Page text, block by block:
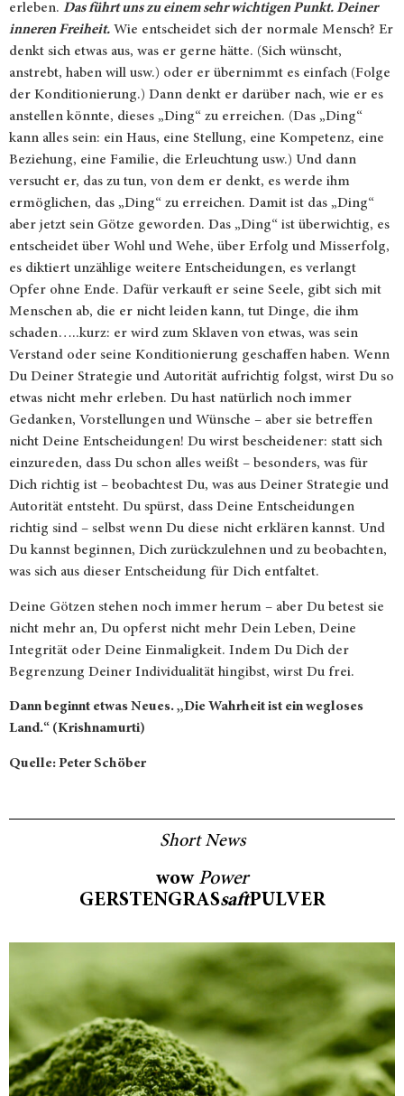
erleben. Das führt uns zu einem sehr wichtigen Punkt. Deiner
inneren Freiheit. Wie entscheidet sich der normale Mensch? Er
denkt sich etwas aus, was er gerne hätte. (Sich wünscht,
anstrebt, haben will usw.) oder er übernimmt es einfach (Folge
der Konditionierung.) Dann denkt er darüber nach, wie er es
anstellen könnte, dieses „Ding“ zu erreichen. (Das „Ding“
kann alles sein: ein Haus, eine Stellung, eine Kompetenz, eine
Beziehung, eine Familie, die Erleuchtung usw.) Und dann
versucht er, das zu tun, von dem er denkt, es werde ihm
ermöglichen, das „Ding“ zu erreichen. Damit ist das „Ding“
aber jetzt sein Götze geworden. Das „Ding“ ist überwichtig, es
entscheidet über Wohl und Wehe, über Erfolg und Misserfolg,
es diktiert unzählige weitere Entscheidungen, es verlangt
Opfer ohne Ende. Dafür verkauft er seine Seele, gibt sich mit
Menschen ab, die er nicht leiden kann, tut Dinge, die ihm
schaden…..kurz: er wird zum Sklaven von etwas, was sein
Verstand oder seine Konditionierung geschaffen haben. Wenn
Du Deiner Strategie und Autorität aufrichtig folgst, wirst Du so
etwas nicht mehr erleben. Du hast natürlich noch immer
Gedanken, Vorstellungen und Wünsche – aber sie betreffen
nicht Deine Entscheidungen! Du wirst bescheidener: statt sich
einzureden, dass Du schon alles weißt – besonders, was für
Dich richtig ist – beobachtest Du, was aus Deiner Strategie und
Autorität entsteht. Du spürst, dass Deine Entscheidungen
richtig sind – selbst wenn Du diese nicht erklären kannst. Und
Du kannst beginnen, Dich zurückzulehnen und zu beobachten,
was sich aus dieser Entscheidung für Dich entfaltet.
Deine Götzen stehen noch immer herum – aber Du betest sie
nicht mehr an, Du opferst nicht mehr Dein Leben, Deine
Integrität oder Deine Einmaligkeit. Indem Du Dich der
Begrenzung Deiner Individualität hingibst, wirst Du frei.
Dann beginnt etwas Neues. „Die Wahrheit ist ein wegloses
Land.“ (Krishnamurti)
Quelle: Peter Schöber
Short News
wow Power
GERSTENGRASsaftPULVER